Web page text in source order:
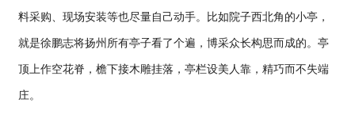
料采购、现场安装等也尽量自己动手。比如院子西北角的小亭，
就是徐鹏志将扬州所有亭子看了个遍，博采众长构思而成的。亭
顶上作空花脊，檐下接木雕挂落，亭栏设美人靠，精巧而不失端
庄。